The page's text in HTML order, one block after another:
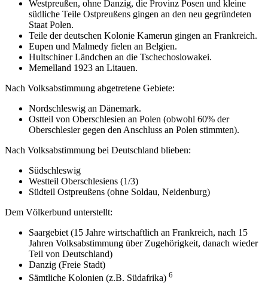
Westpreußen, ohne Danzig, die Provinz Posen und kleine
südliche Teile Ostpreußens gingen an den neu gegründeten
Staat Polen.
Teile der deutschen Kolonie Kamerun gingen an Frankreich.
Eupen und Malmedy fielen an Belgien.
Hultschiner Ländchen an die Tschechoslowakei.
Memelland 1923 an Litauen.
Nach Volksabstimmung abgetretene Gebiete:
Nordschleswig an Dänemark.
Ostteil von Oberschlesien an Polen (obwohl 60% der
Oberschlesier gegen den Anschluss an Polen stimmten).
Nach Volksabstimmung bei Deutschland blieben:
Südschleswig
Westteil Oberschlesiens (1/3)
Südteil Ostpreußens (ohne Soldau, Neidenburg)
Dem Völkerbund unterstellt:
Saargebiet (15 Jahre wirtschaftlich an Frankreich, nach 15
Jahren Volksabstimmung über Zugehörigkeit, danach wieder
Teil von Deutschland)
Danzig (Freie Stadt)
Sämtliche Kolonien (z.B. Südafrika) 6